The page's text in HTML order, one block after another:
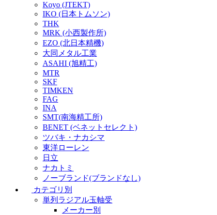
Koyo (JTEKT)
IKO (日本トムソン)
THK
MRK (小西製作所)
EZO (北日本精機)
大同メタル工業
ASAHI (旭精工)
MTR
SKF
TIMKEN
FAG
INA
SMT(南海精工所)
BENET (ベネットセレクト)
ツバキ・ナカシマ
東洋ローレン
日立
ナカトミ
ノーブランド(ブランドなし)
カテゴリ別
単列ラジアル玉軸受
メーカー別